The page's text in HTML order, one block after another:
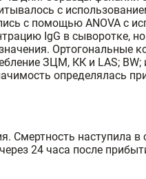
с
с помощью ANOVA с
IgG в сыворотке,
Ортогональные
ЗЦМ, КК и LAS;
определялась при
Смертность наступила в
24 часа после